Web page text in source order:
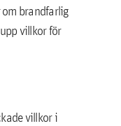
brandfarlig
villkor för
villkor i